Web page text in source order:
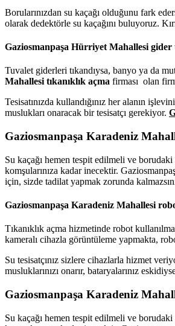
Borularınızdan su kaçağı olduğunu fark
olarak dedektörle su kaçağını buluyoruz.
Gaziosmanpaşa Hürriyet Mahallesi gider
Tuvalet giderleri tıkandıysa, banyo ya da
Mahallesi tıkanıklık açma firması olan
Tesisatınızda kullandığınız her alanın
muslukları onaracak bir tesisatçı gerekiyor.
Gaziosmanpaşa Karadeniz
Su kaçağı hemen tespit edilmeli ve
komşularınıza kadar inecektir.
için, sizde tadilat yapmak zorunda
Gaziosmanpaşa Karadeniz Mahallesi
Tıkanıklık açma hizmetinde robot
kameralı cihazla görüntüleme yapmakta,
Su tesisatçınız sizlere cihazlarla hizmet
musluklarınızı onarır, bataryalarınız
Gaziosmanpaşa Karadeniz
Su kaçağı hemen tespit edilmeli ve